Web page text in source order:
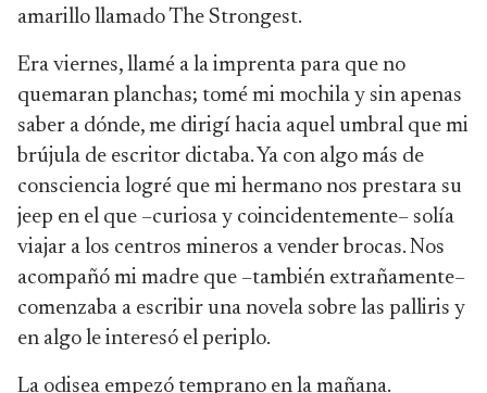
amarillo llamado The Strongest.
Era viernes, llamé a la imprenta para que no
quemaran planchas; tomé mi mochila y sin apenas
saber a dónde, me dirigí hacia aquel umbral que mi
brújula de escritor dictaba. Ya con algo más de
consciencia logré que mi hermano nos prestara su
jeep en el que –curiosa y coincidentemente– solía
viajar a los centros mineros a vender brocas. Nos
acompañó mi madre que –también extrañamente–
comenzaba a escribir una novela sobre las palliris y
en algo le interesó el periplo.
La odisea empezó temprano en la mañana.